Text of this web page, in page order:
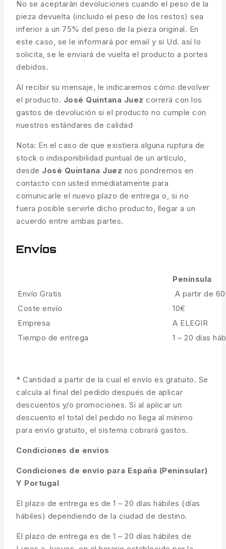
No se aceptarán devoluciones cuando el peso de la
pieza devuelta (incluido el peso de los restos) sea
inferior a un 75% del peso de la pieza original. En
este caso, se le informará por email y si Ud. así lo
solicita, se le enviará de vuelta el producto a portes
debidos.
Al recibir su mensaje, le indicaremos cómo devolver
el producto. José Quintana Juez correrá con los
gastos de devolución si el producto no cumple con
nuestros estándares de calidad
Nota: En el caso de que existiera alguna ruptura de
stock o indisponibilidad puntual de un artículo,
desde José Quintana Juez nos pondremos en
contacto con usted inmediatamente para
comunicarle el nuevo plazo de entrega o, si no
fuera posible servirle dicho producto, llegar a un
acuerdo entre ambas partes.
Envíos
Península
Envío Gratis
A partir de
Coste envío
10€
Empresa
A ELEGIR
Tiempo de entrega
1 – 20 días
* Cantidad a partir de la cual el envío es gratuito. Se
calcula al final del pedido después de aplicar
descuentos y/o promociones. Si al aplicar un
descuento el total del pedido no llega al mínimo
para envío gratuito, el sistema cobrará gastos.
Condiciones de envíos
Condiciones de envío para España (Peninsular)
Y Portugal
El plazo de entrega es de 1 – 20 días hábiles (días
hábiles) dependiendo de la ciudad de destino.
El plazo de entrega es de 1 – 20 días hábiles de